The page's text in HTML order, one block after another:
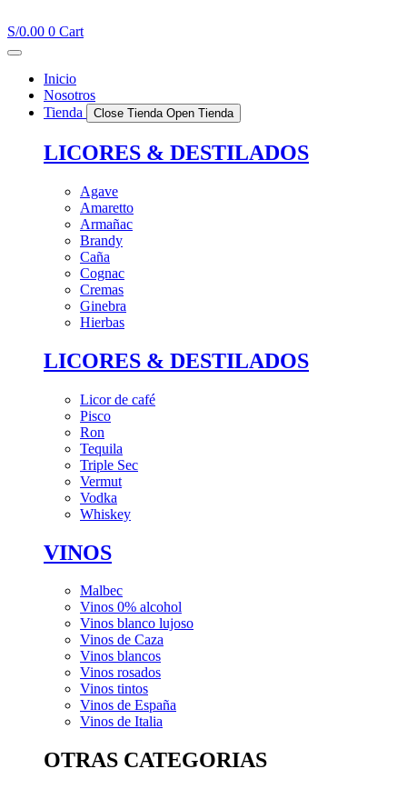
al
contenido
S/0.00 0 Cart
Inicio
Nosotros
Tienda
Close Tienda Open Tienda
LICORES & DESTILADOS
Agave
Amaretto
Armañac
Brandy
Caña
Cognac
Cremas
Ginebra
Hierbas
LICORES & DESTILADOS
Licor de café
Pisco
Ron
Tequila
Triple Sec
Vermut
Vodka
Whiskey
VINOS
Malbec
Vinos 0% alcohol
Vinos blanco lujoso
Vinos de Caza
Vinos blancos
Vinos rosados
Vinos tintos
Vinos de España
Vinos de Italia
OTRAS CATEGORIAS